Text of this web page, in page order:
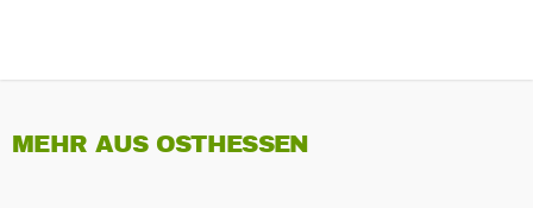
MEHR AUS OSTHESSEN